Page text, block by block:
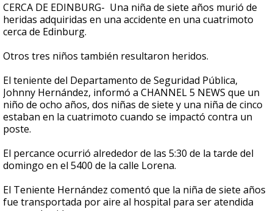
CERCA DE EDINBURG- Una niña de siete años murió de
heridas adquiridas en una accidente en una cuatrimoto
cerca de Edinburg.
Otros tres niños también resultaron heridos.
El teniente del Departamento de Seguridad Pública,
Johnny Hernández, informó a CHANNEL 5 NEWS que un
niño de ocho años, dos niñas de siete y una niña de cinco
estaban en la cuatrimoto cuando se impactó contra un
poste.
El percance ocurrió alrededor de las 5:30 de la tarde del
domingo en el 5400 de la calle Lorena.
El Teniente Hernández comentó que la niña de siete años
fue transportada por aire al hospital para ser atendida